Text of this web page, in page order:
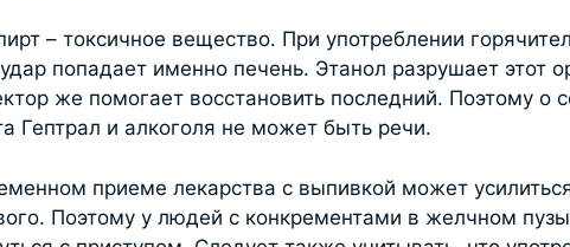
– токсичное вещество. При употреблении
попадает именно печень. Этанол разрушает этот
же помогает восстановить последний. Поэтому о
Гептрал и алкоголя не может быть речи.
приеме лекарства с выпивкой может
Поэтому у людей с конкрементами в желчном